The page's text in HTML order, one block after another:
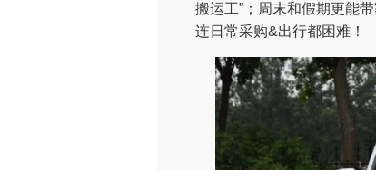
搬运工”；周末和假期更能
连日常采购&出行都困难！